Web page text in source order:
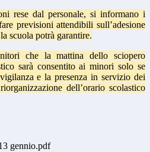
rese dal personale, si informano i
previsioni attendibili sull’adesione
scuola potrà garantire.
che la mattina dello sciopero
sarà consentito ai minori solo se
e la presenza in servizio dei
dell’orario scolastico
gennio.pdf